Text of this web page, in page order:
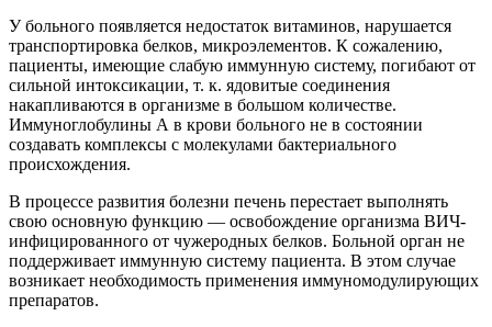
У больного появляется недостаток витаминов, нарушается
транспортировка белков, микроэлементов. К сожалению,
пациенты, имеющие слабую иммунную систему, погибают от
сильной интоксикации, т. к. ядовитые соединения
накапливаются в организме в большом количестве.
Иммуноглобулины А в крови больного не в состоянии
создавать комплексы с молекулами бактериального
происхождения.
В процессе развития болезни печень перестает выполнять
свою основную функцию — освобождение организма ВИЧ-
инфицированного от чужеродных белков. Больной орган не
поддерживает иммунную систему пациента. В этом случае
возникает необходимость применения иммуномодулирующих
препаратов.